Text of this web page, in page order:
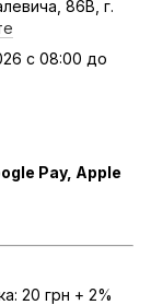
86В, г.
с 08:00 до
Pay, Apple
20 грн + 2%